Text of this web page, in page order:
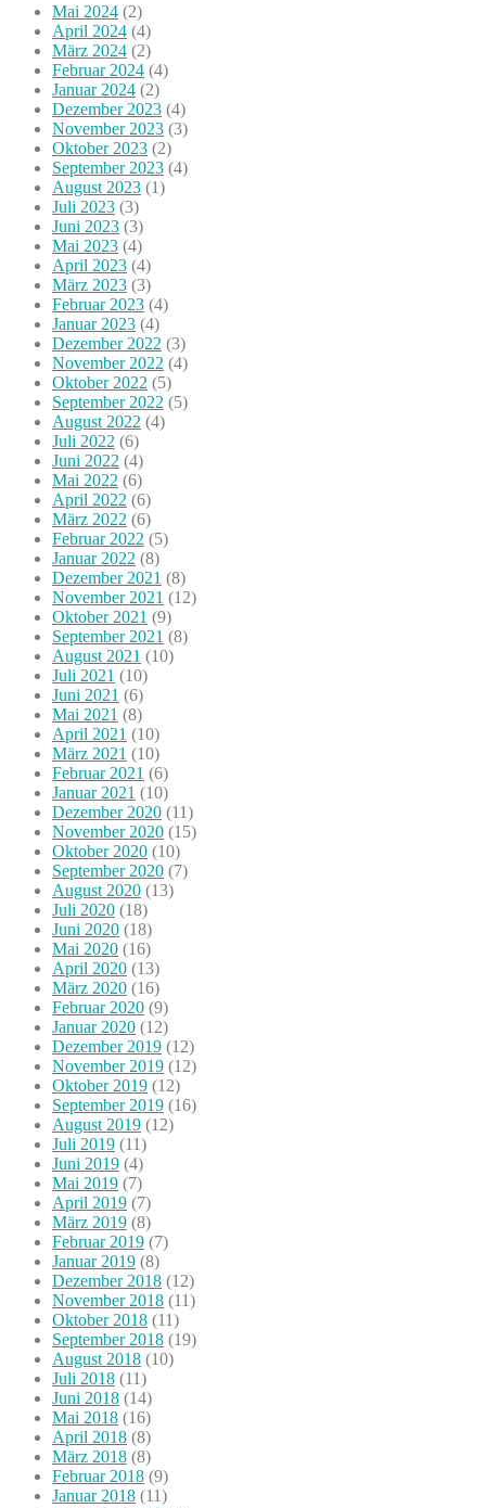
Mai 2024 (2)
April 2024 (4)
März 2024 (2)
Februar 2024 (4)
Januar 2024 (2)
Dezember 2023 (4)
November 2023 (3)
Oktober 2023 (2)
September 2023 (4)
August 2023 (1)
Juli 2023 (3)
Juni 2023 (3)
Mai 2023 (4)
April 2023 (4)
März 2023 (3)
Februar 2023 (4)
Januar 2023 (4)
Dezember 2022 (3)
November 2022 (4)
Oktober 2022 (5)
September 2022 (5)
August 2022 (4)
Juli 2022 (6)
Juni 2022 (4)
Mai 2022 (6)
April 2022 (6)
März 2022 (6)
Februar 2022 (5)
Januar 2022 (8)
Dezember 2021 (8)
November 2021 (12)
Oktober 2021 (9)
September 2021 (8)
August 2021 (10)
Juli 2021 (10)
Juni 2021 (6)
Mai 2021 (8)
April 2021 (10)
März 2021 (10)
Februar 2021 (6)
Januar 2021 (10)
Dezember 2020 (11)
November 2020 (15)
Oktober 2020 (10)
September 2020 (7)
August 2020 (13)
Juli 2020 (18)
Juni 2020 (18)
Mai 2020 (16)
April 2020 (13)
März 2020 (16)
Februar 2020 (9)
Januar 2020 (12)
Dezember 2019 (12)
November 2019 (12)
Oktober 2019 (12)
September 2019 (16)
August 2019 (12)
Juli 2019 (11)
Juni 2019 (4)
Mai 2019 (7)
April 2019 (7)
März 2019 (8)
Februar 2019 (7)
Januar 2019 (8)
Dezember 2018 (12)
November 2018 (11)
Oktober 2018 (11)
September 2018 (19)
August 2018 (10)
Juli 2018 (11)
Juni 2018 (14)
Mai 2018 (16)
April 2018 (8)
März 2018 (8)
Februar 2018 (9)
Januar 2018 (11)